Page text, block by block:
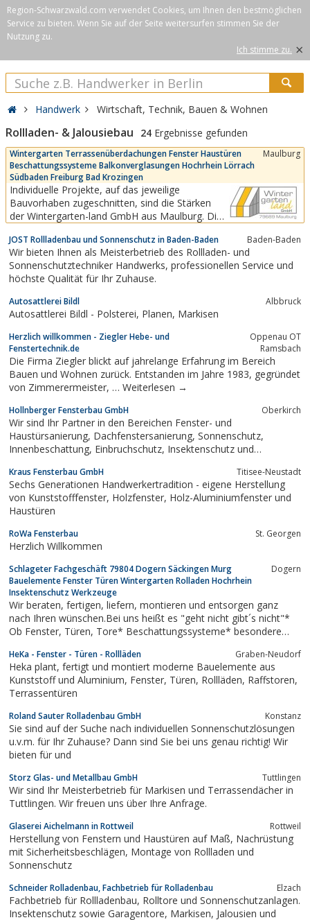
Region-Schwarzwald.com verwendet Cookies, um Ihnen den bestmöglichen
Service zu bieten. Wenn Sie auf der Seite weitersurfen stimmen Sie der
Nutzung zu.
Ich stimme zu. ×
Handwerk Wirtschaft, Technik, Bauen & Wohnen
Rollladen- & Jalousiebau 24 Ergebnisse gefunden
Wintergarten Terrassenüberdachungen Fenster Haustüren
Beschattungssysteme Balkonverglasungen Hochrhein Lörrach
Südbaden Freiburg Bad Krozingen
Maulburg
Individuelle Projekte, auf das jeweilige
Bauvorhaben zugeschnitten, sind die Stärken
der Wintergarten-land GmbH aus Maulburg. Die
neuesten Stand und umfasst mehrere
komplette Wintergärten, diverse
Terrassenüberdachungen, Glashäuser,
Lamellendächer sowie verschiedene...
JOST Rollladenbau und Sonnenschutz in Baden-Baden Baden-Baden
Wir bieten Ihnen als Meisterbetrieb des Rollladen- und
Sonnenschutztechniker Handwerks, professionellen Service und
höchste Qualität für Ihr Zuhause.
Autosattlerei Bildl Albbruck
Autosattlerei Bildl - Polsterei, Planen, Markisen
Herzlich willkommen - Ziegler Hebe- und
Fenstertechnik.de
Oppenau OT
Ramsbach
Die Firma Ziegler blickt auf jahrelange Erfahrung im Bereich
Bauen und Wohnen zurück. Entstanden im Jahre 1983, gegründet
von Zimmerermeister, … Weiterlesen →
Hollnberger Fensterbau GmbH Oberkirch
Wir sind Ihr Partner in den Bereichen Fenster- und
Haustürsanierung, Dachfenstersanierung, Sonnenschutz,
Innenbeschattung, Einbruchschutz, Insektenschutz und
Kraus Fensterbau GmbH Titisee-Neustadt
Sechs Generationen Handwerkertradition - eigene Herstellung
von Kunststofffenster, Holzfenster, Holz-Aluminiumfenster und
Haustüren
RoWa Fensterbau St. Georgen
Herzlich Willkommen
Schlageter Fachgeschäft 79804 Dogern Säckingen Murg
Bauelemente Fenster Türen Wintergarten Rolladen Hochrhein
Insektenschutz Werkzeuge
Dogern
Wir beraten, fertigen, liefern, montieren und entsorgen ganz
nach Ihren wünschen.Bei uns heißt es "geht nicht gibt´s nicht"*
Ob Fenster, Türen, Tore* Beschattungssysteme* besondere
sprechen Sie uns einfach an.
HeKa - Fenster - Türen - Rollläden Graben-Neudorf
Heka plant, fertigt und montiert moderne Bauelemente aus
Kunststoff und Aluminium, Fenster, Türen, Rollläden, Raffstoren,
Terrassentüren
Roland Sauter Rolladenbau GmbH Konstanz
Sie sind auf der Suche nach individuellen Sonnenschutzlösungen
u.v.m. für Ihr Zuhause? Dann sind Sie bei uns genau richtig! Wir
bieten für und
Storz Glas- und Metallbau GmbH Tuttlingen
Wir sind Ihr Meisterbetrieb für Markisen und Terrassendächer in
Tuttlingen. Wir freuen uns über Ihre Anfrage.
Glaserei Aichelmann in Rottweil Rottweil
Herstellung von Fenstern und Haustüren auf Maß, Nachrüstung
mit Sicherheitsbeschlägen, Montage von Rollladen und
Sonnenschutz
Schneider Rolladenbau, Fachbetrieb für Rolladenbau Elzach
Fachbetrieb für Rollladenbau, Rolltore und Sonnenschutzanlagen.
Insektenschutz sowie Garagentore, Markisen, Jalousien und